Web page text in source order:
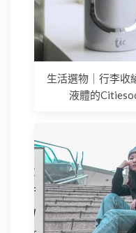
生活選物｜行李收
液體的